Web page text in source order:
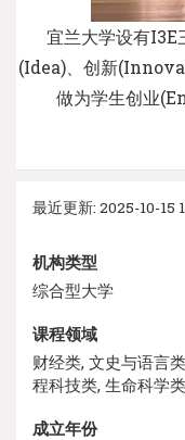
宜兰大学设有I3E
(Idea)、创新
做为学生创业
最近更新: 2025-10-15
机构类型
综合型大学
课程领域
财经类, 文史与语言
程科技类, 生命科学
成立年份